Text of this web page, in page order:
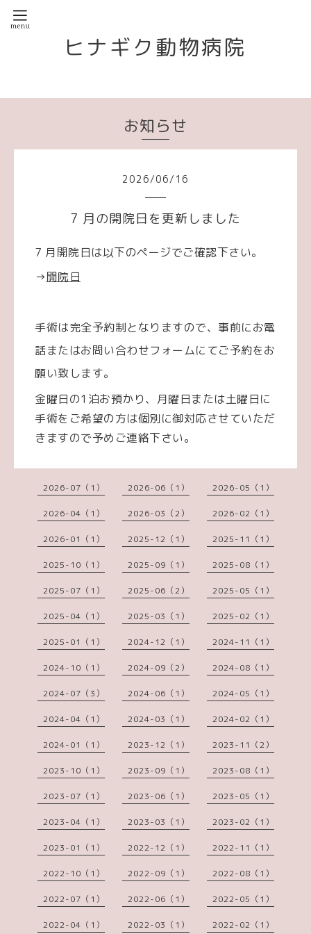
ヒナギク動物病院
お知らせ
2026/06/ 16
7 月の開院日を更新しました
7 月開院日は以下のページでご確認下さい。
→開院日
手術は完全予約制となりますので、事前にお電
話またはお問い合わせフォームにてご予約をお
願い致します。
金曜日の1泊お預かり、月曜日または土曜日に
手術をご希望の方は個別に御対応させていただ
きますので予めご連絡下さい。
2026-07（1） 2026-06（1） 2026-05（1）
2026-04（1） 2026-03（2） 2026-02（1）
2026-01（1） 2025-12（1） 2025-11（1）
2025-10（1） 2025-09（1） 2025-08（1）
2025-07（1） 2025-06（2） 2025-05（1）
2025-04（1） 2025-03（1） 2025-02（1）
2025-01（1） 2024-12（1） 2024-11（1）
2024-10（1） 2024-09（2） 2024-08（1）
2024-07（3） 2024-06（1） 2024-05（1）
2024-04（1） 2024-03（1） 2024-02（1）
2024-01（1） 2023-12（1） 2023-11（2）
2023-10（1） 2023-09（1） 2023-08（1）
2023-07（1） 2023-06（1） 2023-05（1）
2023-04（1） 2023-03（1） 2023-02（1）
2023-01（1） 2022-12（1） 2022-11（1）
2022-10（1） 2022-09（1） 2022-08（1）
2022-07（1） 2022-06（1） 2022-05（1）
2022-04（1） 2022-03（1） 2022-02（1）